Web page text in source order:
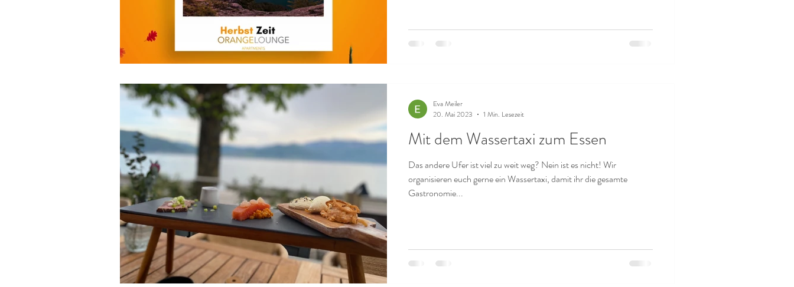
Mit dem Wassertaxi zum Essen
Das andere Ufer ist viel zu weit weg? Nein ist es nicht! Wir
organisieren euch gerne ein Wassertaxi, damit ihr die gesamte
Gastronomie...
Eva Meiler
20. Mai 2023
1 Min. Lesezeit